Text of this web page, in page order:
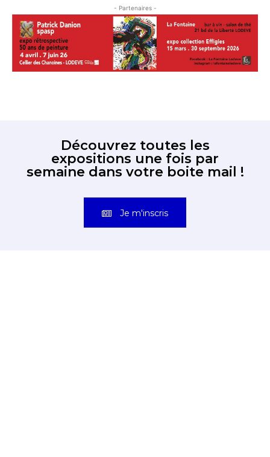
- Partenaires -
Découvrez toutes les
expositions une fois par
semaine dans votre boite mail !
Je m'inscris